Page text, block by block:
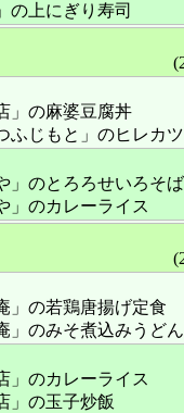
の上にぎり寿司
」の麻婆豆腐丼
ふじもと」のヒレカ
」のとろろせいろそば
」のカレーライス
」の若鶏唐揚げ定食
」のみそ煮込みうどん
」のカレーライス
」の玉子炒飯